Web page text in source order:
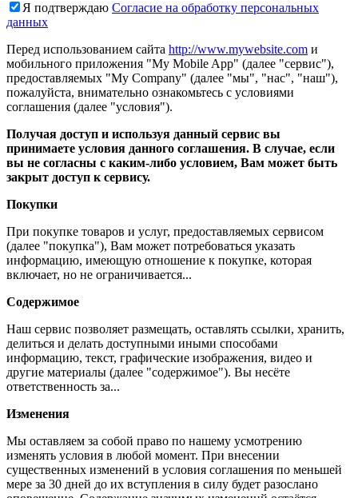
Я подтверждаю Согласие на обработку персональных
данных
Перед использованием сайта http://www.mywebsite.com и
мобильного приложения "My Mobile App" (далее "сервис"),
предоставляемых "My Company" (далее "мы", "нас", "наш"),
пожалуйста, внимательно ознакомьтесь с условиями
соглашения (далее "условия").
Получая доступ и используя данный сервис вы
принимаете условия данного соглашения. В случае, если
вы не согласны с каким-либо условием, Вам может быть
закрыт доступ к сервису.
Покупки
При покупке товаров и услуг, предоставляемых сервисом
(далее "покупка"), Вам может потребоваться указать
информацию, имеющую отношение к покупке, которая
включает, но не ограничивается...
Содержимое
Наш сервис позволяет размещать, оставлять ссылки, хранить,
делиться и делать доступными иными способами
информацию, текст, графические изображения, видео и
другие материалы (далее "содержимое"). Вы несёте
ответственность за...
Изменения
Мы оставляем за собой право по нашему усмотрению
изменять условия в любой момент. При внесении
существенных изменений в условия соглашения по меньшей
мере за 30 дней до их вступления в силу будет разослано